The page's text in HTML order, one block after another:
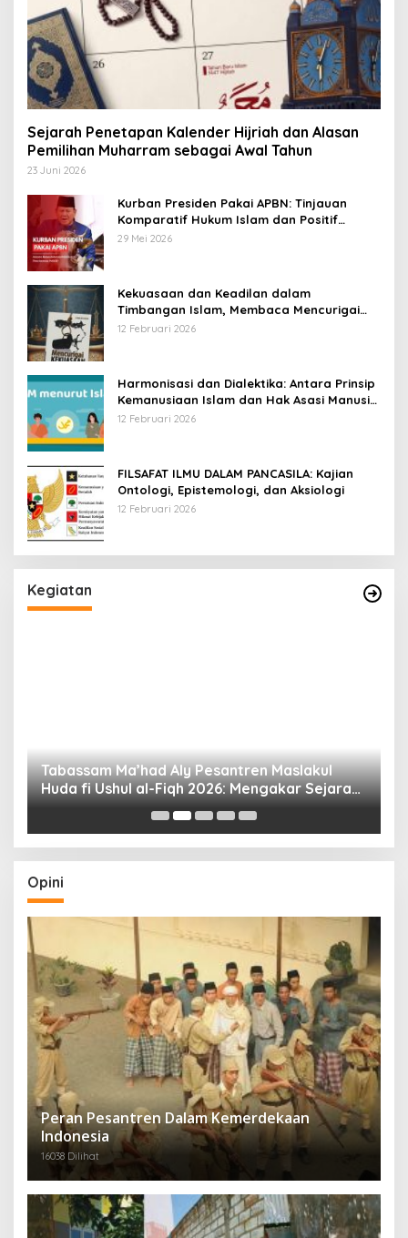
Sejarah Penetapan Kalender Hijriah dan Alasan
Pemilihan Muharram sebagai Awal Tahun
23 Juni 2026
Kurban Presiden Pakai APBN: Tinjauan
Komparatif Hukum Islam dan Positif
Negara
29 Mei 2026
Kekuasaan dan Keadilan dalam
Timbangan Islam, Membaca Mencurigai
Kekuasaan Karya Fitron Nur Iksan
12 Februari 2026
Harmonisasi dan Dialektika: Antara Prinsip
Kemanusiaan Islam dan Hak Asasi Manusia
Universal
12 Februari 2026
FILSAFAT ILMU DALAM PANCASILA: Kajian
Ontologi, Epistemologi, dan Aksiologi
12 Februari 2026
Kegiatan
Tabassam Ma’had Aly Pesantren Maslakul
Huda fi Ushul al-Fiqh 2026: Mengakar Sejarah,
Menjangkau Peradaban”
Opini
Peran Pesantren Dalam Kemerdekaan
Indonesia
16038 Dilihat